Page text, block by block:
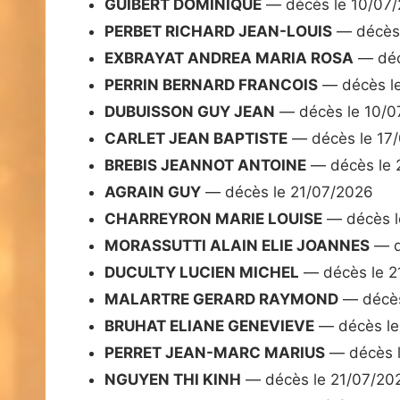
GUIBERT DOMINIQUE — décès le 10/
PERBET RICHARD JEAN-LOUIS —
EXBRAYAT ANDREA MARIA ROSA —
PERRIN BERNARD FRANCOIS — décès
DUBUISSON GUY JEAN — décès le 10/
CARLET JEAN BAPTISTE — décès le
BREBIS JEANNOT ANTOINE — décès le
AGRAIN GUY — décès le 21/07/2026
CHARREYRON MARIE LOUISE — décès
MORASSUTTI ALAIN ELIE JOANNES —
DUCULTY LUCIEN MICHEL — décès le
MALARTRE GERARD RAYMOND —
BRUHAT ELIANE GENEVIEVE — décès
PERRET JEAN-MARC MARIUS — décès
NGUYEN THI KINH — décès le 21/07/